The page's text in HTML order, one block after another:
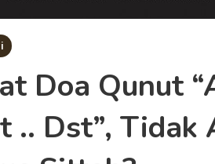
Doa Qunut
.. Dst”,